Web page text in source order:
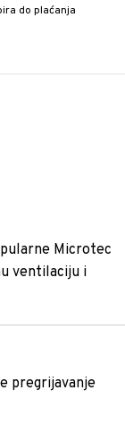
do plaćanja
Microtec
ventilaciju i
pregrijavanje